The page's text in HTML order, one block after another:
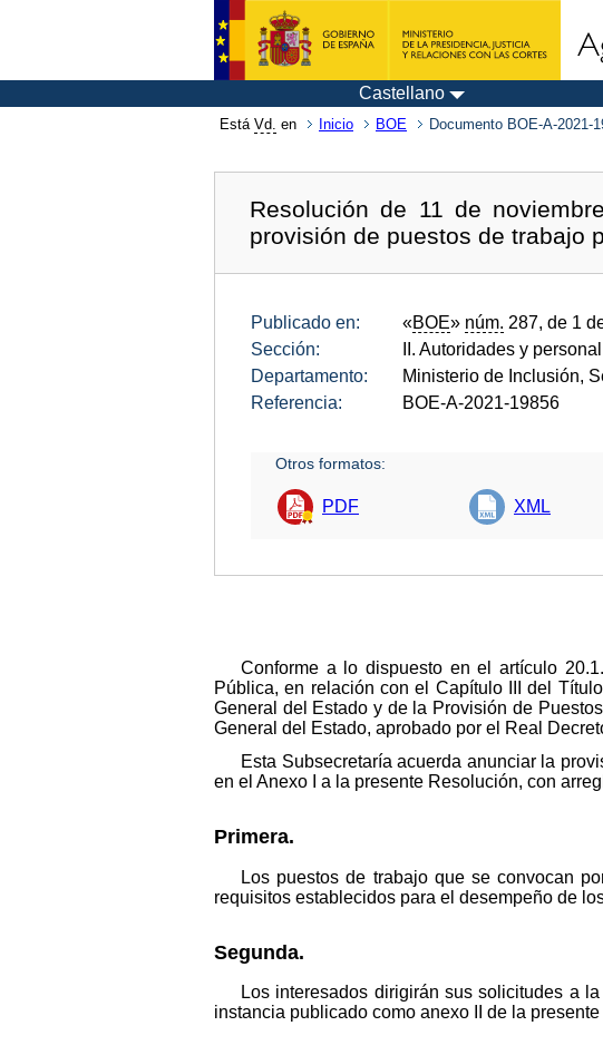
Castellano
Está Vd. en Inicio BOE Documento BOE-A-2021-
Resolución de 11 de
provisión de puestos de trabajo
Publicado en: «BOE» núm. 287, de 1
Sección:
II. Autoridades y personal
Departamento:
Ministerio de Inclusión,
Referencia:
BOE-A-2021-19856
Otros formatos:
PDF XML
Conforme a lo dispuesto en el artículo
Pública, en relación con el Capítulo III del
General del Estado y de la Provisión de
General del Estado, aprobado por el Real
Esta Subsecretaría acuerda anunciar la
en el Anexo I a la presente Resolución, con
Primera.
Los puestos de trabajo que se convocan
requisitos establecidos para el desempeño de
Segunda.
Los interesados dirigirán sus solicitudes a
instancia publicado como anexo II de la